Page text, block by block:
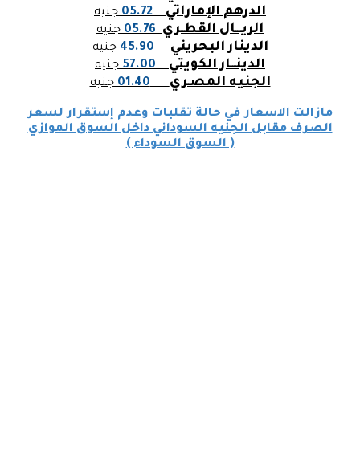
الدرهم الإماراتي 05.72جنيه
الريــــال القطــري 05.76جنيه
الدينار البحريني 45.90جنيه
الدينـــار الكويتي 57.00جنيه
الجنيه المصـري 01.40جنيه
مازالت الاسعار في حالة تقلبات وعدم إستقرار لسعر
الصرف مقابل الجنيه السوداني داخل السوق الموازي
( السوق السوداء )